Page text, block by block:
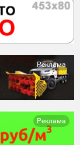
Реклама
Реклама